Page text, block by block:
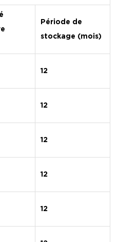
Période de
stockage (mois)
12
12
12
12
12